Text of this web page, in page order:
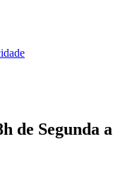
de Segunda a